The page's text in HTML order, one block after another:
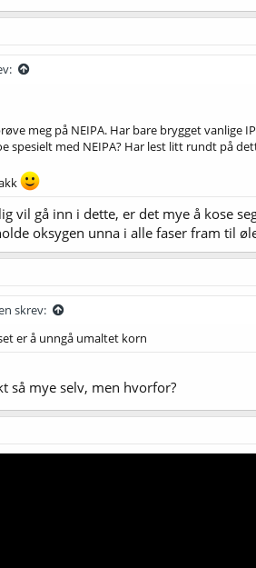
meg på NEIPA. Har bare brygget
spesielt med NEIPA? Har lest litt rundt på
vil gå inn i dette, er det mye å kose
oksygen unna i alle faser fram til
skrev:
er å unngå umaltet korn
så mye selv, men hvorfor?